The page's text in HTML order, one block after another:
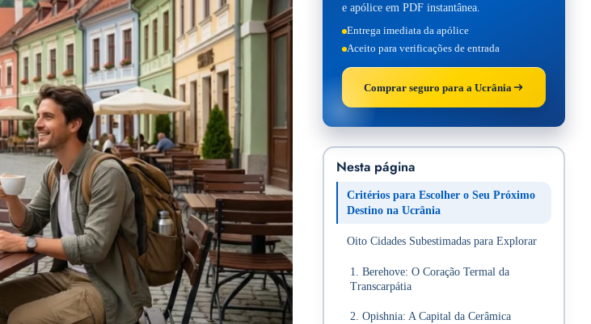
e apólice em PDF instantânea.
Entrega imediata da apólice
Aceito para verificações de entrada
Comprar seguro para a Ucrânia
Nesta página
Critérios para Escolher o Seu Próximo
Destino na Ucrânia
Oito Cidades Subestimadas para Explorar
1. Berehove: O Coração Termal da
Transcarpátia
2. Opishnia: A Capital da Cerâmica